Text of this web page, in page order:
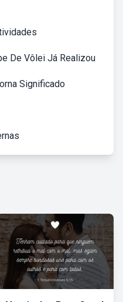
De Vôlei Já Realizou
Significado